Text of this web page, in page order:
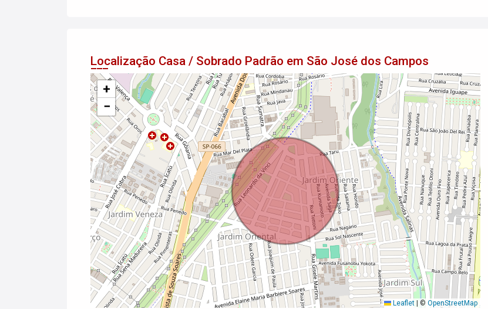
Localização Casa / Sobrado Padrão em São José dos Campos
+
−
Leaflet © OpenStreetMap